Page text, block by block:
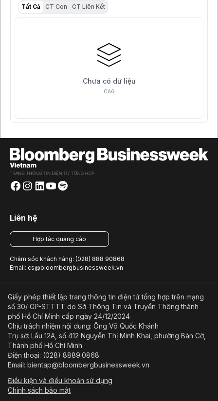
Tất Cả CT Con CT Liên Kết
Chưa có dữ liệu
CAG
Liên hệ
Hợp tác quảng cáo
Chăm sóc khách hàng: (028) 888 90868
Email: cs@bloombergbusinessweek.vn
Giấy phép thiết lập trang thông tin điện tử tổng hợp trên mạng
số 30/ GP-STTTT do Sở Thông Tin và Truyền Thông thành
phố Hồ Chí Minh cấp ngày 24/12/2024
Chịu trách nhiệm nội dung: Ông Võ Quốc Khánh
Trụ sở: Lầu 12A, số 412 Nguyễn Thị Minh Khai, phường Bàn Cờ,
Thành phố Hồ Chí Minh
Điện thoại: (028) 8889.0868
Email: bientap@bloombergbusinessweek.vn
Điều kiện và điều khoản sử dụng
Chính sách bảo mật